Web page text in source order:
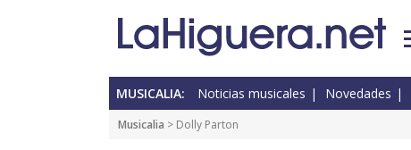
MUSICALIA: Noticias musicales Novedades
Musicalia > Dolly Parton